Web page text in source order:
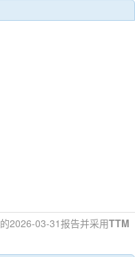
的2026-03-31报告并采用TTM